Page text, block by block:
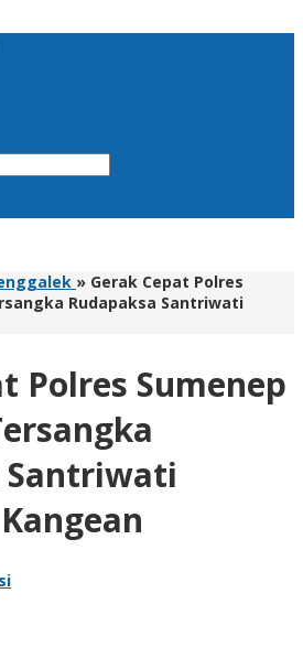
» Gerak Cepat Polres
Rudapaksa Santriwati
Polres Sumenep
Santriwati